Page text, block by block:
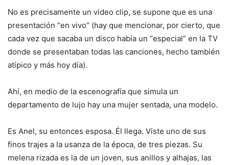
No es precisamente un video clip, se supone que es una
presentación “en vivo” (hay que mencionar, por cierto, que
cada vez que sacaba un disco había un “especial” en la TV
donde se presentaban todas las canciones, hecho también
atípico y más hoy día).
Ahí, en medio de la escenografía que simula un
departamento de lujo hay una mujer sentada, una modelo.
Es Anel, su entonces esposa. Él llega. Viste uno de sus
finos trajes a la usanza de la época, de tres piezas. Su
melena rizada es la de un joven, sus anillos y alhajas, las